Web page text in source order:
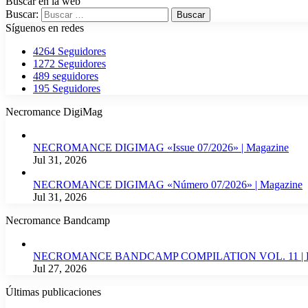
Buscar:
Síguenos en redes
4264 Seguidores
1272 Seguidores
489 seguidores
195 Seguidores
Necromance DigiMag
NECROMANCE DIGIMAG «Issue 07/2026» | Magazine
Jul 31, 2026
NECROMANCE DIGIMAG «Número 07/2026» | Magazine
Jul 31, 2026
Necromance Bandcamp
NECROMANCE BANDCAMP COMPILATION VOL. 11 |
Jul 27, 2026
Últimas publicaciones